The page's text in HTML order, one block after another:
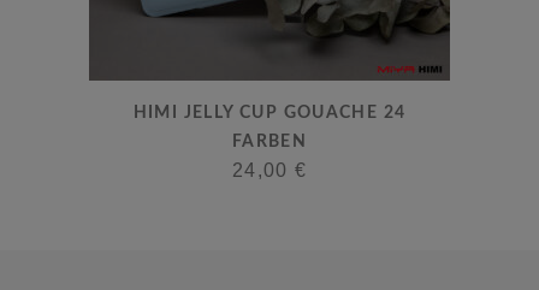
HIMI JELLY CUP GOUACHE 24
FARBEN
24,00 €